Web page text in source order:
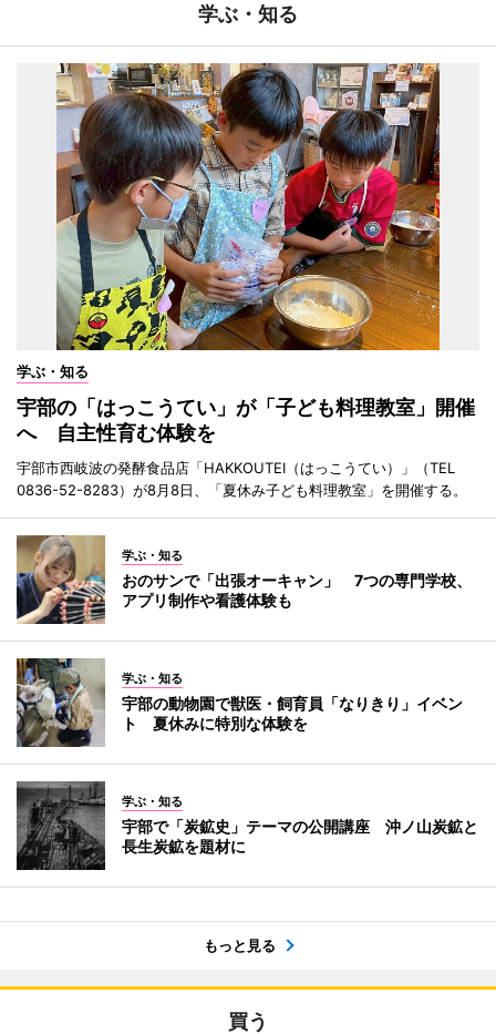
学ぶ・知る
学ぶ・知る
宇部の「はっこうてい」が「子ども料理教室」開催
へ 自主性育む体験を
宇部市西岐波の発酵食品店「HAKKOUTEI（はっこうてい）」（TEL
0836-52-8283）が8月8日、「夏休み子ども料理教室」を開催する。
学ぶ・知る
おのサンで「出張オーキャン」 7つの専門学校、
アプリ制作や看護体験も
学ぶ・知る
宇部の動物園で獣医・飼育員「なりきり」イベン
ト 夏休みに特別な体験を
学ぶ・知る
宇部で「炭鉱史」テーマの公開講座 沖ノ山炭鉱と
長生炭鉱を題材に
もっと見る
買う